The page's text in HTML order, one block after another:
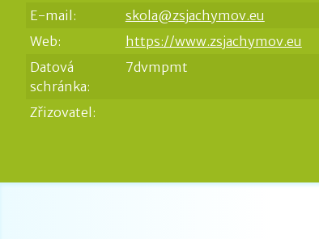
E-mail:
skola@zsjachymov.eu
Web:
https://www.zsjachymov.eu
Datová
schránka:
7dvmpmt
Zřizovatel: